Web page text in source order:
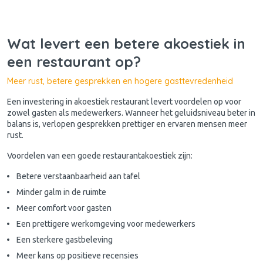
Wat levert een betere akoestiek in
een restaurant op?
Meer rust, betere gesprekken en hogere gasttevredenheid
Een investering in akoestiek restaurant levert voordelen op voor
zowel gasten als medewerkers. Wanneer het geluidsniveau beter in
balans is, verlopen gesprekken prettiger en ervaren mensen meer
rust.
Voordelen van een goede restaurantakoestiek zijn:
Betere verstaanbaarheid aan tafel
Minder galm in de ruimte
Meer comfort voor gasten
Een prettigere werkomgeving voor medewerkers
Een sterkere gastbeleving
Meer kans op positieve recensies